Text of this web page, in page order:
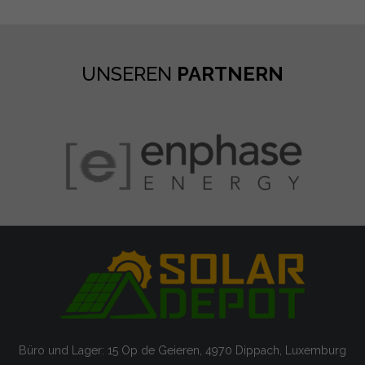
UNSEREN PARTNERN
Büro und Lager: 15 Op de Geieren, 4970 Dippach, Luxemburg